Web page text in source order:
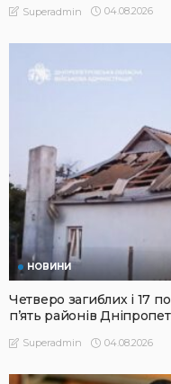
Superadmin 04.08.2026
НОВИНИ
Четверо загиблих і 17
п’ять районів
Superadmin 04.08.2026